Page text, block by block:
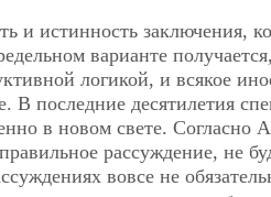
и истинность заключения,
варианте получается,
логикой, и всякое
В последние десятилетия
в новом свете. Согласно
рассуждение, не
вовсе не